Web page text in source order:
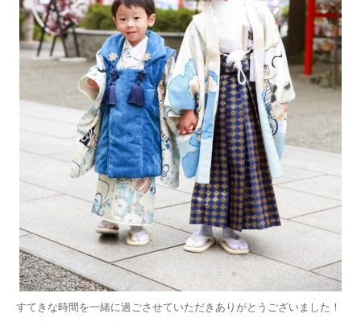
すてきな時間を一緒に過ごさせていただきありがとうございました！